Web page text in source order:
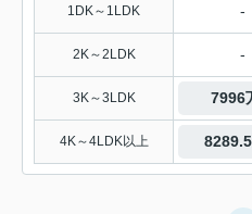
1DK～1LDK -
2K～2LDK -
3K～3LDK 7996
4K～4LDK以上